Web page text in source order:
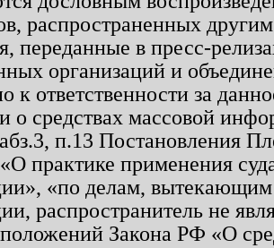
распространенных
переданные в пресс-
организаций и
к ответственности за
о средствах массовой
п.13 Постановления
практике применения
«по делам, вытекающим
распространитель не
Закона РФ «О